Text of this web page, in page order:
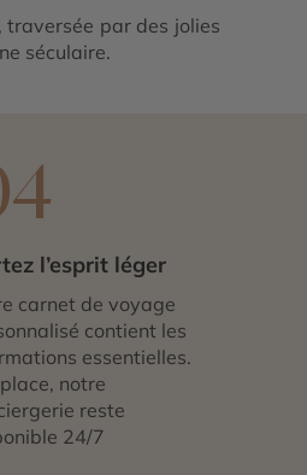
traversée par des jolies
séculaire.
l’esprit léger
carnet de voyage
contient les
essentielles.
notre
reste
24/7